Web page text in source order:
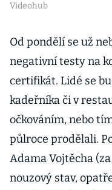
Videohub
Od pondělí se už
negativní testy na
certifikát. Lidé se
kadeřníka či v
očkováním, nebo
půlroce prodělali.
Adama Vojtěcha
nouzový stav,